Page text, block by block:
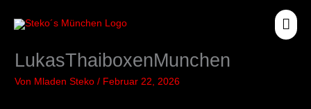
Inhalt
LukasThaiboxenMunchen
Von Mladen Steko/ Februar 22, 2026